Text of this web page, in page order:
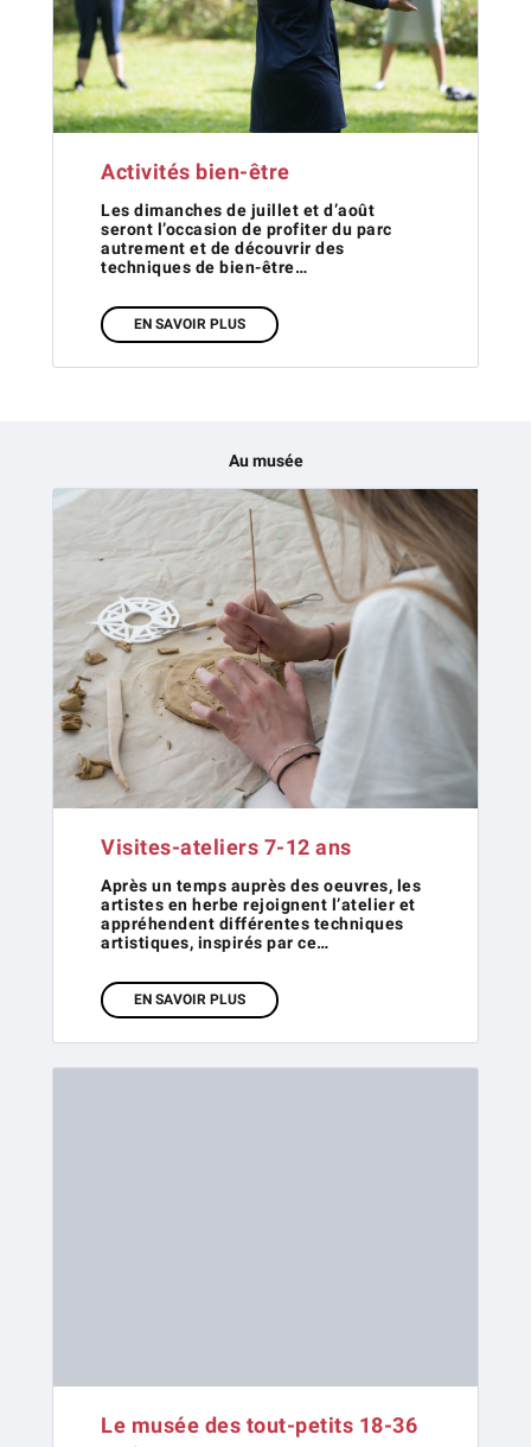
Activités bien-être
Les dimanches de juillet et d’août
seront l’occasion de profiter du parc
autrement et de découvrir des
techniques de bien-être…
EN SAVOIR PLUS
Au musée
Visites-ateliers 7-12 ans
Après un temps auprès des oeuvres, les
artistes en herbe rejoignent l’atelier et
appréhendent différentes techniques
artistiques, inspirés par ce…
EN SAVOIR PLUS
Le musée des tout-petits 18-36